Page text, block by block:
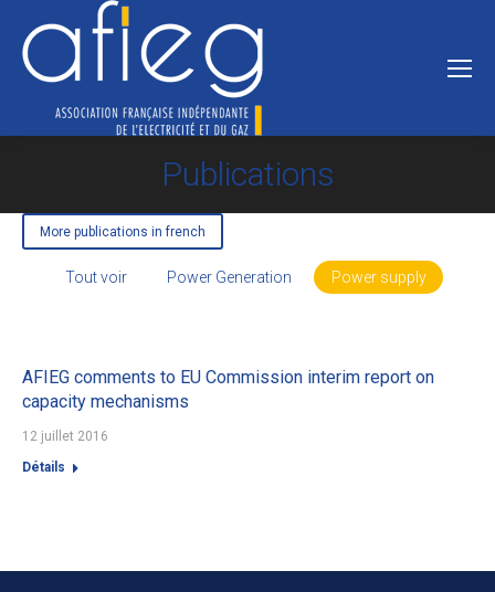
Publications
Vous êtes ici :
More publications in french
Tout voir Power Generation Power supply
AFIEG comments to EU Commission interim report on
capacity mechanisms
12 juillet 2016
Détails